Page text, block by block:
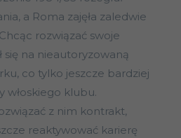
a Roma zajęła zaledwie
rozwiązać swoje
na nieautoryzowaną
co tylko jeszcze bardziej
włoskiego klubu.
z nim kontrakt,
reaktywować karierę